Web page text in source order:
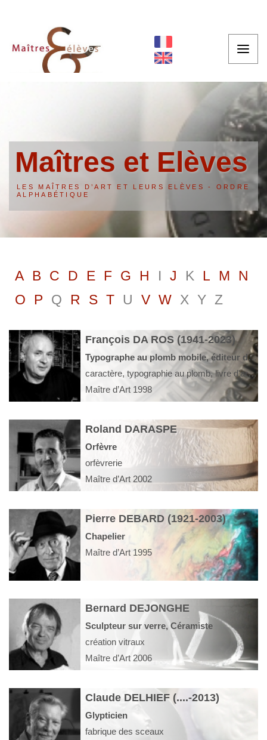
Maîtres et Elèves
LES MAÎTRES D’ART ET LEURS ELÈVES - ORDRE
ALPHABÉTIQUE
A B C D E F G H I J K L M
N
O
P Q R S T U V W X Y Z
François DA ROS (1941-2023)
Typographe au plomb mobile, éditeur de livres d'artistes
caractère, typographie au plomb, livre d'artistes, eaux fortes, auteur contemporain, papyrus
Maître d’Art 1998
Roland DARASPE
Orfèvre
orfèvrerie
Maître d’Art 2002
Pierre DEBARD (1921-2003)
Chapelier
Maître d’Art 1995
Bernard DEJONGHE
Sculpteur sur verre, Céramiste
création vitraux
Maître d’Art 2006
Claude DELHIEF (....-2013)
Glypticien
fabrique des sceaux